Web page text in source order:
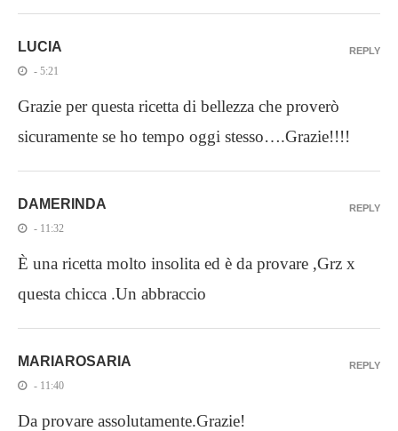
LUCIA
- 5:21
Grazie per questa ricetta di bellezza che proverò
sicuramente se ho tempo oggi stesso….Grazie!!!!
REPLY
DAMERINDA
- 11:32
È una ricetta molto insolita ed è da provare ,Grz x
questa chicca .Un abbraccio
REPLY
MARIAROSARIA
- 11:40
Da provare assolutamente.Grazie!
REPLY